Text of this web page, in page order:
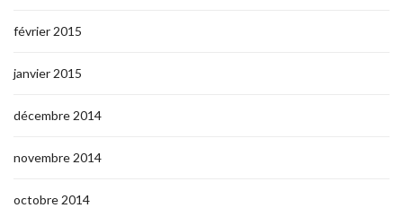
février 2015
janvier 2015
décembre 2014
novembre 2014
octobre 2014